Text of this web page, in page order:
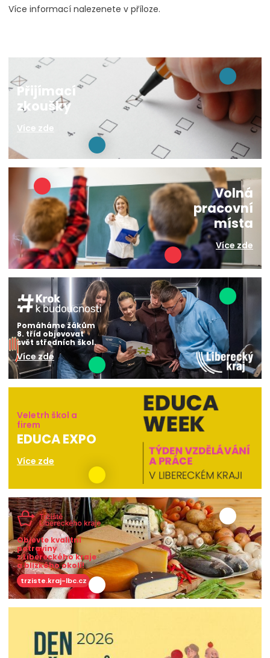
Více informací nalezenete v příloze.
Přijímací
zkoušky
Více zde
Volná
pracovní
místa
Více zde
Pomáháme žákům
8. tříd objevovat
svět středních škol.
Více zde
Veletrh škol a
firem
EDUCA EXPO
Více zde
Objevte kvalitní
potraviny
z Libereckého kraje
a blízkého okolí!
trziste.kraj-lbc.cz